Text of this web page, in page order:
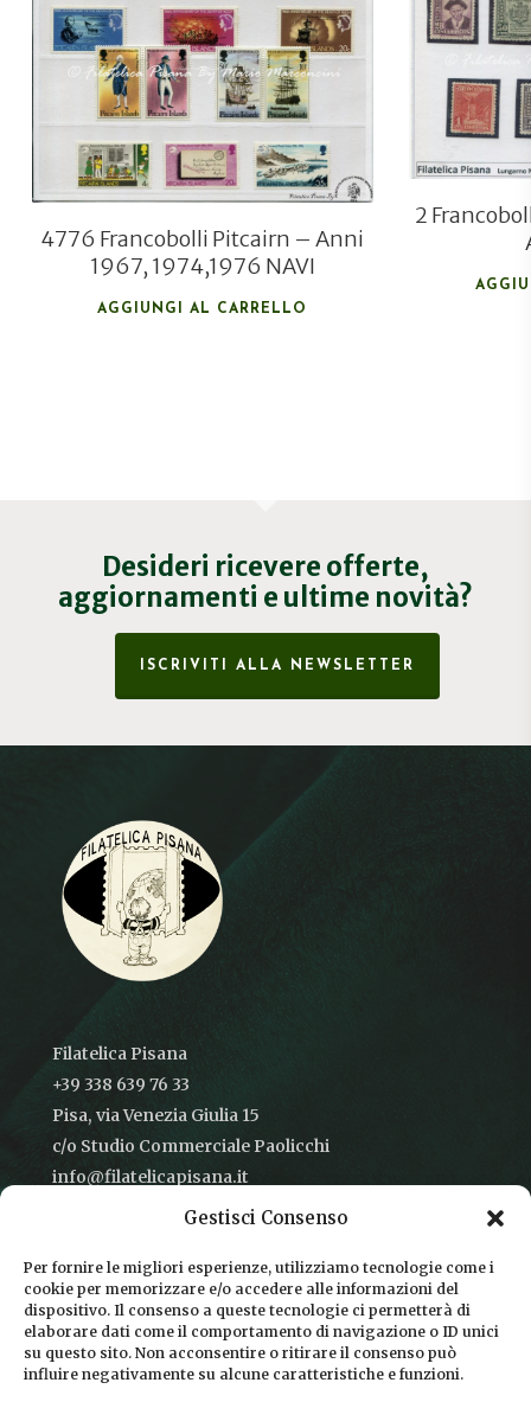
Gestisci Consenso
Per fornire le migliori esperienze, utilizziamo tecnologie come i
cookie per memorizzare e/o accedere alle informazioni del
dispositivo. Il consenso a queste tecnologie ci permetterà di
elaborare dati come il comportamento di navigazione o ID unici
su questo sito. Non acconsentire o ritirare il consenso può
influire negativamente su alcune caratteristiche e funzioni.
€10,00
€7,20
4776 Francobolli Pitcairn – Anni
1967, 1974,1976 NAVI
AGGIUNGI AL CARRELLO
2
Desideri ricevere offerte,
aggiornamenti e ultime novità?
ISCRIVITI ALLA NEWSLETTER
Filatelica Pisana
+39 338 639 76 33
Pisa, via Venezia Giulia 15
c/o Studio Commerciale Paolicchi
info@filatelicapisana.it
CONDIZIONI DI VENDITA
INFORMATIVA SULLA PRIVACY
COOKIE POLICY